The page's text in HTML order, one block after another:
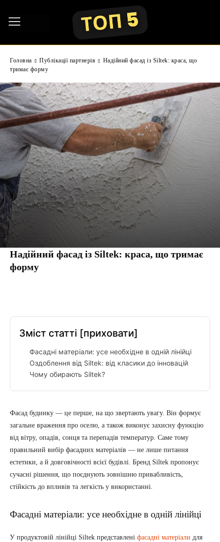
Головна Публікації партнерів
Надійний фасад із Siltek: краса, що
тримає форму
Надійний фасад із Siltek: краса, що тримає
форму
Зміст статті [приховати]
Фасадні матеріали: усе необхідне в одній лінійці
Оздоблення від Siltek: від класики до інновацій
Чому обирають Siltek?
Фасад будинку — це перше, на що звертають увагу. Він формує
загальне враження про оселю, а також виконує захисну функцію
від вітру, опадів, сонця та перепадів температур. Саме тому
правильний вибір фасадних матеріалів — не лише питання
естетики, а й довговічності всієї будівлі. Бренд Siltek пропонує
сучасні рішення, що поєднують зовнішню привабливість,
стійкість до впливів та легкість у використанні.
Фасадні матеріали: усе необхідне в одній лінійці
У продуктовій лінійці Siltek представлені фасадні матеріали для